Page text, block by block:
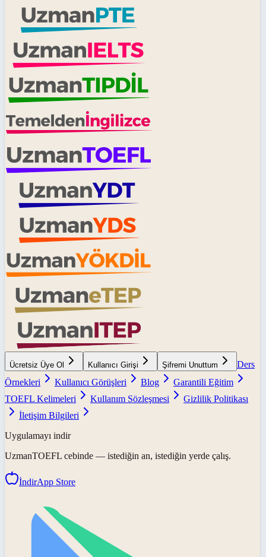
Ücretsiz Üye Ol Kullanıcı Girişi Şifremi Unuttum
Ders
Örnekleri
Kullanıcı Görüşleri Blog
Garantili Eğitim
TOEFL Kelimeleri
Kullanım Sözleşmesi
Gizlilik Politikası
İletişim Bilgileri
Uygulamayı indir
UzmanTOEFL cebinde — istediğin an, istediğin yerde çalış.
İndirApp Store